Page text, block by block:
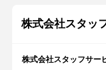
株式会社スタッ
株式会社スタッフサー